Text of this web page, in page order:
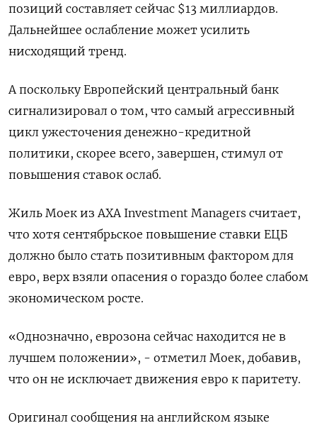
позиций составляет сейчас $13 миллиардов.
Дальнейшее ослабление может усилить
нисходящий тренд.
А поскольку Европейский центральный банк
сигнализировал о том, что самый агрессивный
цикл ужесточения денежно-кредитной
политики, скорее всего, завершен, стимул от
повышения ставок ослаб.
Жиль Моек из AXA Investment Managers считает,
что хотя сентябрьское повышение ставки ЕЦБ
должно было стать позитивным фактором для
евро, верх взяли опасения о гораздо более слабом
экономическом росте.
«Однозначно, еврозона сейчас находится не в
лучшем положении», - отметил Моек, добавив,
что он не исключает движения евро к паритету.
Оригинал сообщения на английском языке